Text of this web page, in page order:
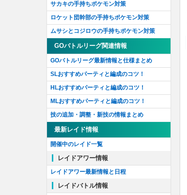
サカキの手持ちポケモン対策
ロケット団幹部の手持ちポケモン対策
ムサシとコジロウの手持ちポケモン対策
GOバトルリーグ関連情報
GOバトルリーグ最新情報と仕様まとめ
SLおすすめパーティと編成のコツ！
HLおすすめパーティと編成のコツ！
MLおすすめパーティと編成のコツ！
技の追加・調整・新技の情報まとめ
最新レイド情報
開催中のレイド一覧
レイドアワー情報
レイドアワー最新情報と日程
レイドバトル情報